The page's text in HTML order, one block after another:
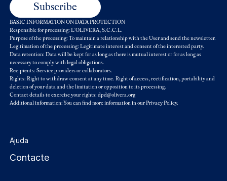
BASIC INFORMATION ON DATA PROTECTION
Responsible for processing: L'OLIVERA, S.C.C.L.
Purpose of the processing: To maintain a relationship with the User and send the newsletter.
Legitimation of the processing: Legitimate interest and consent of the interested party.
Data retention: Data will be kept for as long as there is mutual interest or for as long as
necessary to comply with legal obligations.
Recipients: Service providers or collaborators.
Rights: Right to withdraw consent at any time. Right of access, rectification, portability and
deletion of your data and the limitation or opposition to its processing.
Contact details to exercise your rights: dpd@olivera.org
Additional information: You can find more information in ourPrivacy Policy.
Ajuda
Contacte